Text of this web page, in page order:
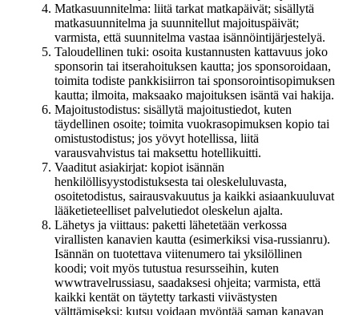
Matkasuunnitelma: liitä tarkat matkapäivät; sisällytä
matkasuunnitelma ja suunnitellut majoituspäivät;
varmista, että suunnitelma vastaa isännöintijärjestelyä.
Taloudellinen tuki: osoita kustannusten kattavuus joko
sponsorin tai itserahoituksen kautta; jos sponsoroidaan,
toimita todiste pankkisiirron tai sponsorointisopimuksen
kautta; ilmoita, maksaako majoituksen isäntä vai hakija.
Majoitustodistus: sisällytä majoitustiedot, kuten
täydellinen osoite; toimita vuokrasopimuksen kopio tai
omistustodistus; jos yövyt hotellissa, liitä
varausvahvistus tai maksettu hotellikuitti.
Vaaditut asiakirjat: kopiot isännän
henkilöllisyystodistuksesta tai oleskeluluvasta,
osoitetodistus, sairausvakuutus ja kaikki asiaankuuluvat
lääketieteelliset palvelutiedot oleskelun ajalta.
Lähetys ja viittaus: paketti lähetetään verkossa
virallisten kanavien kautta (esimerkiksi visa-russianru).
Isännän on tuotettava viitenumero tai yksilöllinen
koodi; voit myös tutustua resursseihin, kuten
wwwtravelrussiasu, saadaksesi ohjeita; varmista, että
kaikki kentät on täytetty tarkasti viivästysten
välttämiseksi; kutsu voidaan myöntää saman kanavan